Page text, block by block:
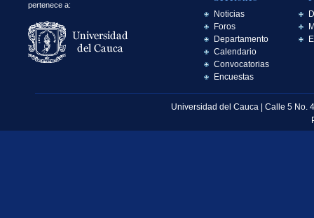
pertenece a:
Noticias
Foros
Departamento
Calendario
Convocatorias
Encuestas
Universidad del Cauca | Calle 5 No.